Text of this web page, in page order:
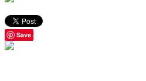
Save